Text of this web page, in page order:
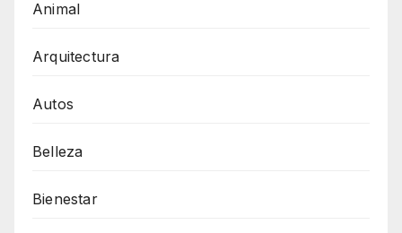
Animal
Arquitectura
Autos
Belleza
Bienestar